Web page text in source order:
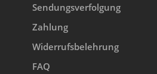
Sendungsverfolgung
Zahlung
Widerrufsbelehrung
FAQ